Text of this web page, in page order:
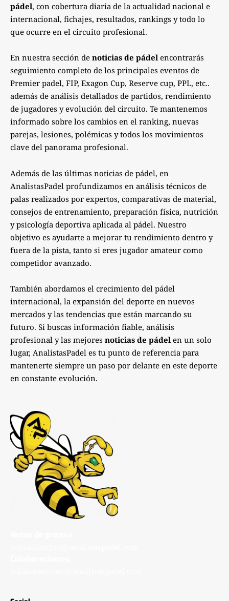
pádel, con cobertura diaria de la actualidad nacional e
internacional, fichajes, resultados, rankings y todo lo
que ocurre en el circuito profesional.
En nuestra sección de noticias de pádel encontrarás
seguimiento completo de los principales eventos de
Premier padel, FIP, Exagon Cup, Reserve cup, PPL, etc..
además de análisis detallados de partidos, rendimiento
de jugadores y evolución del circuito. Te mantenemos
informado sobre los cambios en el ranking, nuevas
parejas, lesiones, polémicas y todos los movimientos
clave del panorama profesional.
Además de las últimas noticias de pádel, en
AnalistasPadel profundizamos en análisis técnicos de
palas realizados por expertos, comparativas de material,
consejos de entrenamiento, preparación física, nutrición
y psicología deportiva aplicada al pádel. Nuestro
objetivo es ayudarte a mejorar tu rendimiento dentro y
fuera de la pista, tanto si eres jugador amateur como
competidor avanzado.
También abordamos el crecimiento del pádel
internacional, la expansión del deporte en nuevos
mercados y las tendencias que están marcando su
futuro. Si buscas información fiable, análisis
profesional y las mejores noticias de pádel en un solo
lugar, AnalistasPadel es tu punto de referencia para
mantenerte siempre un paso por delante en este deporte
en constante evolución.